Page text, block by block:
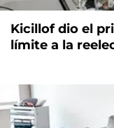
Kicillof dio el
límite a la